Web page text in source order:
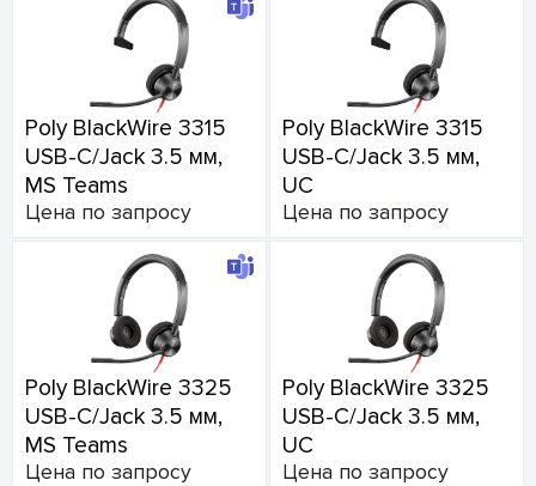
Poly BlackWire 3315
USB-C/Jack 3.5 мм,
MS Teams
Цена по запросу
Poly BlackWire 3315
USB-C/Jack 3.5 мм,
UC
Цена по запросу
Poly BlackWire 3325
USB-C/Jack 3.5 мм,
MS Teams
Цена по запросу
Poly BlackWire 3325
USB-C/Jack 3.5 мм,
UC
Цена по запросу